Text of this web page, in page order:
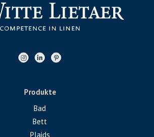
Produkte
Bad
Bett
Plaids